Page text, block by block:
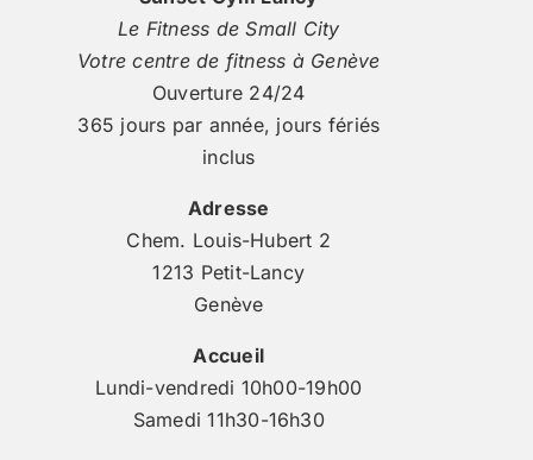
Le Fitness de Small City
Votre centre de fitness à Genève
Ouverture 24/24
365 jours par année, jours fériés
inclus
Adresse
Chem. Louis-Hubert 2
1213 Petit-Lancy
Genève
Accueil
Lundi-vendredi 10h00-19h00
Samedi 11h30-16h30